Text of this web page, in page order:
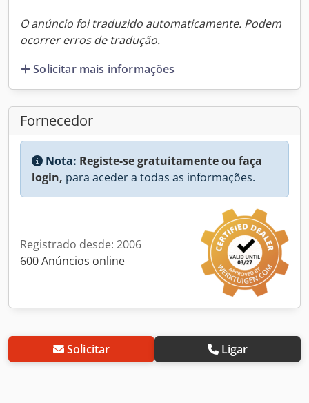
O anúncio foi traduzido automaticamente. Podem
ocorrer erros de tradução.
Solicitar mais informações
Fornecedor
Nota: Registe-se gratuitamente ou faça
login, para aceder a todas as informações.
Registrado desde: 2006
600 Anúncios online
Solicitar Ligar